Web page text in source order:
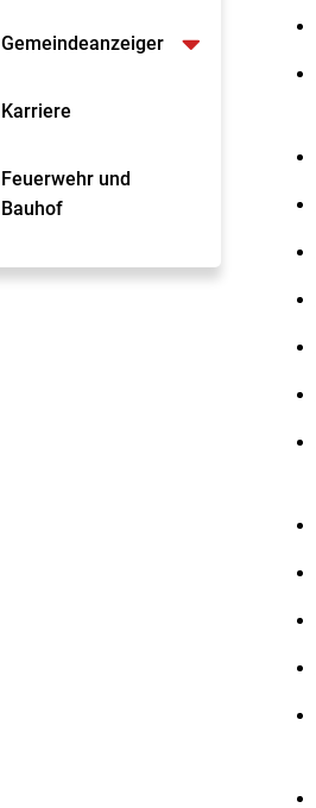
Gemeindeanzeiger
Karriere
Feuerwehr und
Bauhof